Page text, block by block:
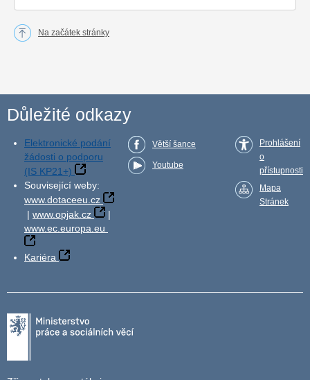
Na začátek stránky
Důležité odkazy
Elektronické podání
žádosti o podporu
(IS KP21+)
Související weby:
www.dotaceeu.cz
| www.opjak.cz
|
www.ec.europa.eu
Kariéra
Větší šance
Youtube
Prohlášení
o
přístupnosti
Mapa
Stránek